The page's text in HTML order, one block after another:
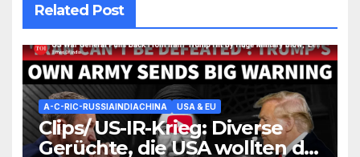
Related Post
A-C-RIC-RUSSIAINDIACHINA USA & EU
Clips/ US-IR-Krieg: Diverse
Gerüchte, die USA wollten die